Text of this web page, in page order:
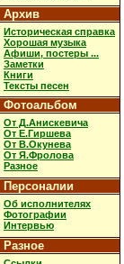
Архив
Историческая справка
Хорошая музыка
Афиши, постеры ...
Заметки
Книги
Тексты песен
Фотоальбом
От Д.Анискевича
От Е.Гиршева
От В.Окунева
От Я.Фролова
Разное
Персоналии
Об исполнителях
Фотографии
Интервью
Разное